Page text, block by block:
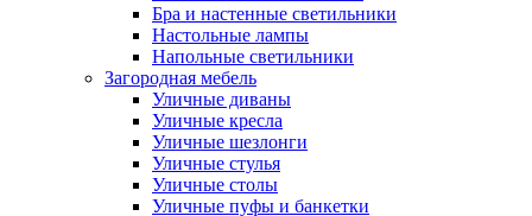
Бра и настенные светильники
Настольные лампы
Напольные светильники
Загородная мебель
Уличные диваны
Уличные кресла
Уличные шезлонги
Уличные стулья
Уличные столы
Уличные пуфы и банкетки